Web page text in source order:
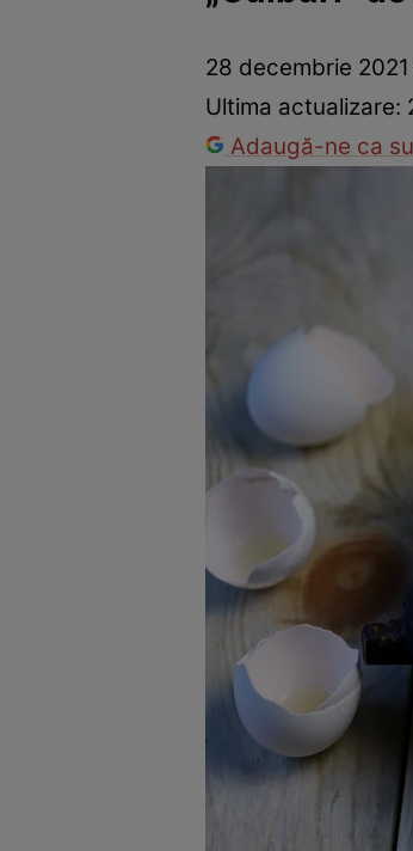
Mâncăruri rapide
28 decembrie
Ultima actualizare:
Adaugă-ne ca